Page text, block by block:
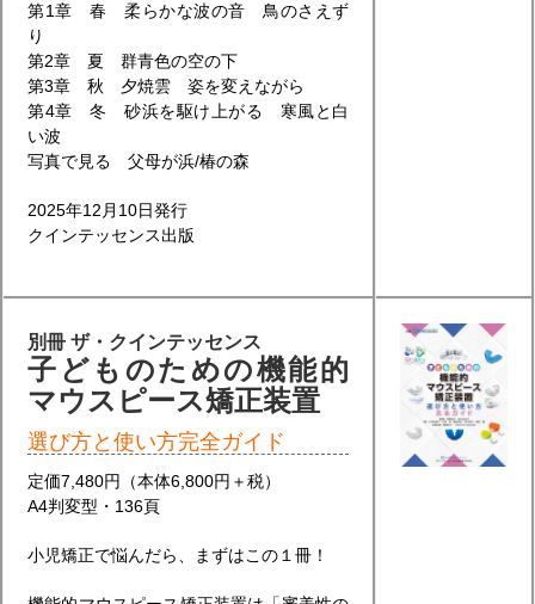
第1章 春 柔らかな波の音 鳥のさえず
り
第2章 夏 群青色の空の下
第3章 秋 夕焼雲 姿を変えながら
第4章 冬 砂浜を駆け上がる 寒風と白
い波
写真で見る 父母が浜/椿の森
2025年12月10日発行
クインテッセンス出版
別冊 ザ・クインテッセンス
子どものための機能的
マウスピース矯正装置
選び方と使い方完全ガイド
定価7,480円（本体6,800円＋税）
A4判変型・136頁
小児矯正で悩んだら、まずはこの１冊！